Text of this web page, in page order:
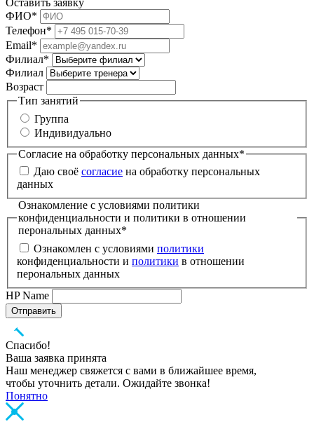
Оставить заявку
ФИО*
Телефон*
Email*
Филиал*
Филиал
Возраст
Тип занятий
Группа
Индивидуально
Согласие на обработку персональных данных*
Даю своё согласие на обработку персональных
данных
Ознакомление с условиями политики
конфиденциальности и политики в отношении
перональных данных*
Ознакомлен с условиями политики
конфиденциальности и политики в отношении
перональных данных
HP Name
Отправить
Спасибо!
Ваша заявка принята
Наш менеджер свяжется с вами в ближайшее время,
чтобы уточнить детали. Ожидайте звонка!
Понятно